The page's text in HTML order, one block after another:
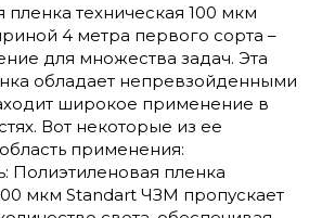
пленка техническая 100 мкм
4 метра первого сорта –
для множества задач. Эта
обладает непревзойденными
широкое применение в
Вот некоторые из ее
применения:
Полиэтиленовая пленка
мкм Standart ЧЗМ пропускает